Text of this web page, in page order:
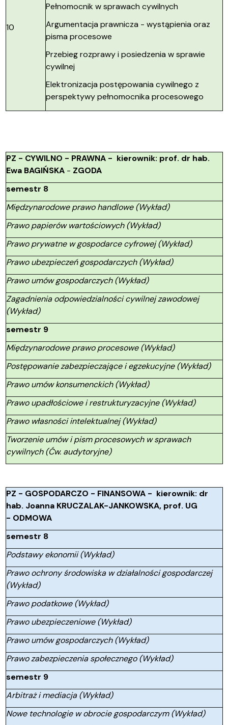
10
Pełnomocnik w sprawach cywilnych
Argumentacja prawnicza - wystąpienia oraz
pisma procesowe
Przebieg rozprawy i posiedzenia w sprawie
cywilnej
Elektronizacja postępowania cywilnego z
perspektywy pełnomocnika procesowego
PZ - CYWILNO - PRAWNA - kierownik: prof. dr hab.
Ewa BAGIŃSKA - ZGODA
semestr 8
Międzynarodowe prawo handlowe (Wykład)
Prawo papierów wartościowych (Wykład)
Prawo prywatne w gospodarce cyfrowej (Wykład)
Prawo ubezpieczeń gospodarczych (Wykład)
Prawo umów gospodarczych (Wykład)
Zagadnienia odpowiedzialności cywilnej zawodowej
(Wykład)
semestr 9
Międzynarodowe prawo procesowe (Wykład)
Postępowanie zabezpieczające i egzekucyjne (Wykład)
Prawo umów konsumenckich (Wykład)
Prawo upadłościowe i restrukturyzacyjne (Wykład)
Prawo własności intelektualnej (Wykład)
Tworzenie umów i pism procesowych w sprawach
cywilnych (Ćw. audytoryjne)
PZ - GOSPODARCZO - FINANSOWA - kierownik: dr
hab. Joanna KRUCZALAK-JANKOWSKA, prof. UG
- ODMOWA
semestr 8
Podstawy ekonomii (Wykład)
Prawo ochrony środowiska w działalności gospodarczej
(Wykład)
Prawo podatkowe (Wykład)
Prawo ubezpieczeniowe (Wykład)
Prawo umów gospodarczych (Wykład)
Prawo zabezpieczenia społecznego (Wykład)
semestr 9
Arbitraż i mediacja (Wykład)
Nowe technologie w obrocie gospodarczym (Wykład)